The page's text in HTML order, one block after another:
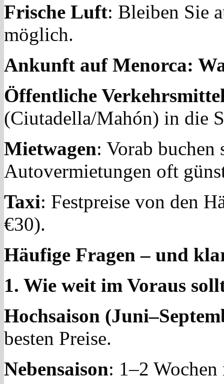
Frische Luft: Bleiben Sie
möglich.
Ankunft auf Menorca:
Öffentliche
(Ciutadella/Mahón) in die
Mietwagen: Vorab
Autovermietungen oft
Taxi: Festpreise von den
€30).
Häufige Fragen – und
1. Wie weit im Voraus
Hochsaison
besten Preise.
Nebensaison: 1–2